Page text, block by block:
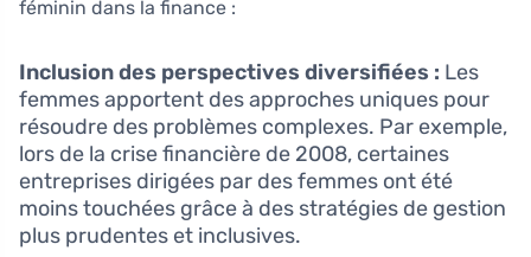
féminin dans la finance :
Inclusion des perspectives diversifiées : Les
femmes apportent des approches uniques pour
résoudre des problèmes complexes. Par exemple,
lors de la crise financière de 2008, certaines
entreprises dirigées par des femmes ont été
moins touchées grâce à des stratégies de gestion
plus prudentes et inclusives.